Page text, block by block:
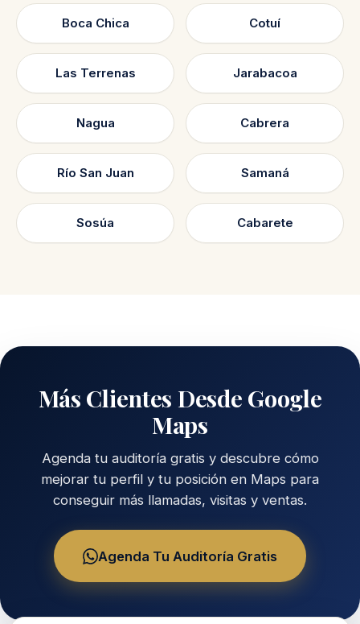
Boca Chica Cotuí
Las Terrenas Jarabacoa
Nagua Cabrera
Río San Juan Samaná
Sosúa Cabarete
Más Clientes Desde Google
Maps
Agenda tu auditoría gratis y descubre cómo
mejorar tu perfil y tu posición en Maps para
conseguir más llamadas, visitas y ventas.
Agenda Tu Auditoría Gratis